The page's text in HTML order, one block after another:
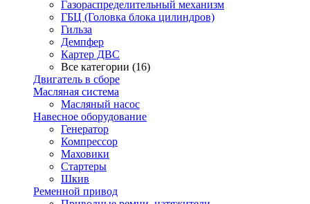
Газораспределительный механизм
ГБЦ (Головка блока цилиндров)
Гильза
Демпфер
Картер ДВС
Все категории (16)
Двигатель в сборе
Масляная система
Масляный насос
Навесное оборудование
Генератор
Компрессор
Маховики
Стартеры
Шкив
Ременной привод